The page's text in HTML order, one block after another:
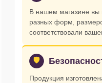
В нашем магазине вы
разных форм,
соответствовали
🛡
Продукция